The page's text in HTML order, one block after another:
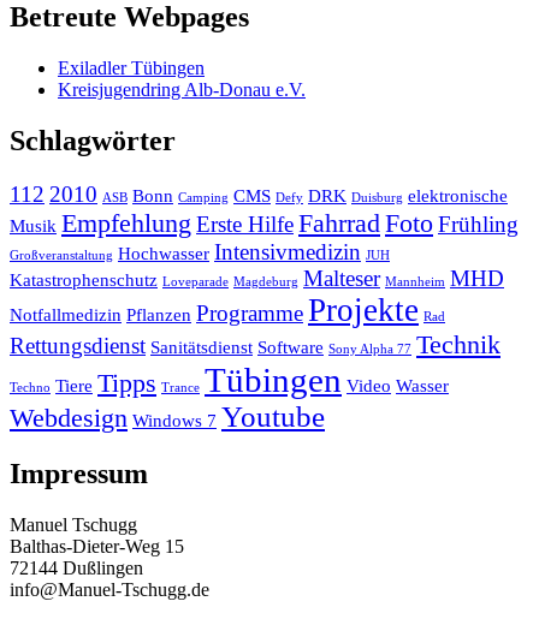
Betreute Webpages
Exiladler Tübingen
Kreisjugendring Alb-Donau e.V.
Schlagwörter
112 2010 ASB Bonn Camping CMS Defy DRK Duisburg elektronische
Musik Empfehlung Erste HilfeFahrradFotoFrühling
Großveranstaltung Hochwasser Intensivmedizin JUH
Katastrophenschutz Loveparade Magdeburg Malteser Mannheim MHD
Notfallmedizin Pflanzen ProgrammeProjekte Rad
Rettungsdienst Sanitätsdienst Software Sony Alpha 77 Technik
Techno Tiere Tipps Trance Tübingen Video Wasser
Webdesign Windows 7 Youtube
Impressum
Manuel Tschugg
Balthas-Dieter-Weg 15
72144 Dußlingen
info@Manuel-Tschugg.de